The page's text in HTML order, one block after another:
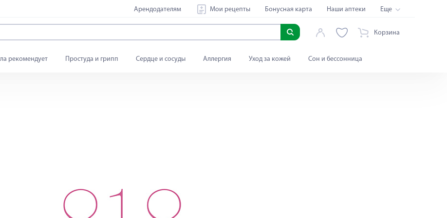
Арендодателям Мои рецепты Бонусная карта Наши аптеки Еще
Корзина
рекомендует Простуда и грипп Сердце и сосуды Аллергия Уход за кожей Сон и бессонница